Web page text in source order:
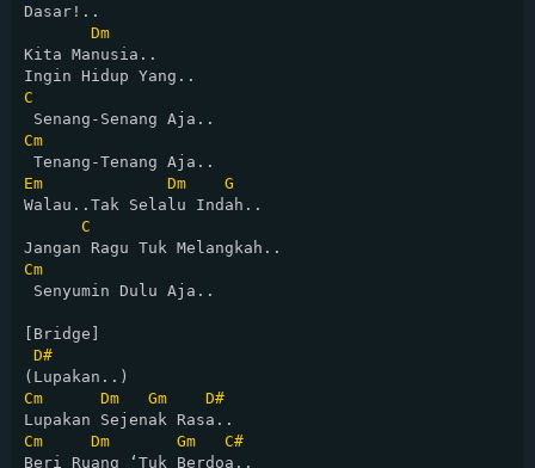
Dasar!..
Dm
Kita Manusia..
C
Cm
Em
Dm
G
Walau..Tak Selalu Indah..
C
Cm
Senyumin Dulu Aja..
[Bridge]
D#
Cm
Dm Gm
D#
Cm
Dm Gm
C#